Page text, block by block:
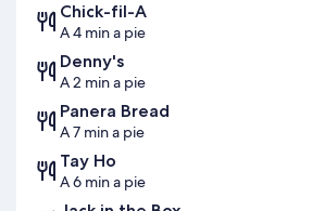
Chick-fil-A
A 4 min a pie
Denny's
A 2 min a pie
Panera Bread
A 7 min a pie
Tay Ho
A 6 min a pie